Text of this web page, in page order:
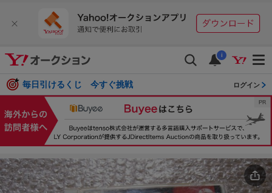
i
毎日引けるくじ 今すぐ挑戦 ログイン